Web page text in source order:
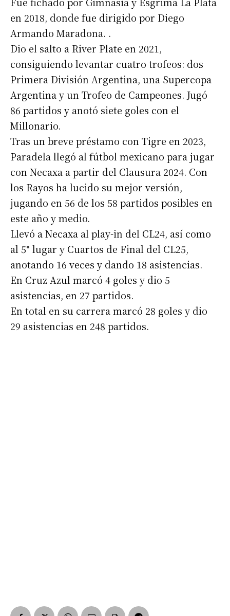
Suscribirme gratis
Dirección de correo electrónico*
Nombre
Número de teléfono
en 2018, donde fue dirigido por Diego
Armando Maradona. .
Dio el salto a River Plate en 2021,
consiguiendo levantar cuatro trofeos: dos
Primera División Argentina, una Supercopa
Argentina y un Trofeo de Campeones. Jugó
86 partidos y anotó siete goles con el
Millonario.
Tras un breve préstamo con Tigre en 2023,
Paradela llegó al fútbol mexicano para jugar
con Necaxa a partir del Clausura 2024. Con
los Rayos ha lucido su mejor versión,
jugando en 56 de los 58 partidos posibles en
este año y medio.
Llevó a Necaxa al play-in del CL24, así como
al 5° lugar y Cuartos de Final del CL25,
anotando 16 veces y dando 18 asistencias.
En Cruz Azul marcó 4 goles y dio 5
asistencias, en 27 partidos.
En total en su carrera marcó 28 goles y dio
29 asistencias en 248 partidos.